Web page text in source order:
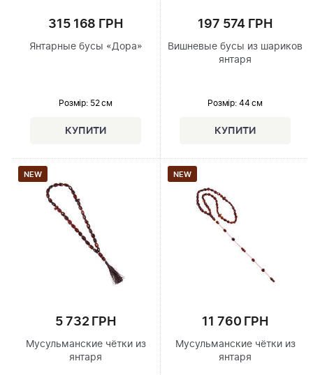
315 168 ГРН
Янтарные бусы «Дора»
Розмір: 52 см
197 574 ГРН
Вишневые бусы из шариков
янтаря
Розмір: 44 см
NEW
5 732 ГРН
Мусульманские чётки из
янтаря
NEW
11 760 ГРН
Мусульманские чётки из
янтаря